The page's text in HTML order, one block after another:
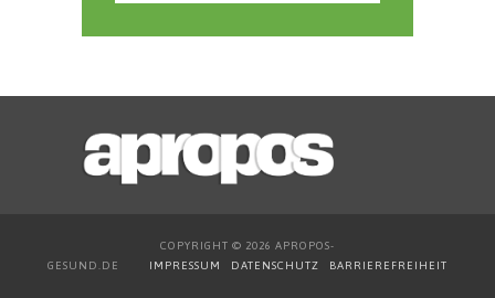
COPYRIGHT © 2026 APROPOS-
GESUND.DE IMPRESSUM DATENSCHUTZ BARRIEREFREIHEIT